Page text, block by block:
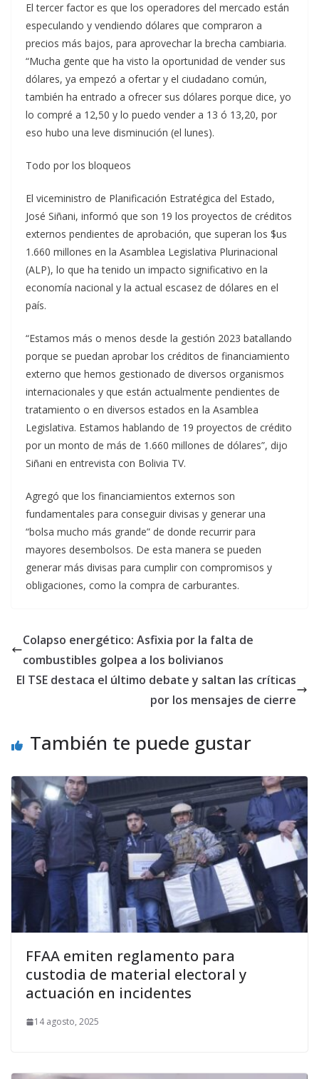
El tercer factor es que los operadores del mercado están
especulando y vendiendo dólares que compraron a
precios más bajos, para aprovechar la brecha cambiaria.
“Mucha gente que ha visto la oportunidad de vender sus
dólares, ya empezó a ofertar y el ciudadano común,
también ha entrado a ofrecer sus dólares porque dice, yo
lo compré a 12,50 y lo puedo vender a 13 ó 13,20, por
eso hubo una leve disminución (el lunes).
Todo por los bloqueos
El viceministro de Planificación Estratégica del Estado,
José Siñani, informó que son 19 los proyectos de créditos
externos pendientes de aprobación, que superan los $us
1.660 millones en la Asamblea Legislativa Plurinacional
(ALP), lo que ha tenido un impacto significativo en la
economía nacional y la actual escasez de dólares en el
país.
“Estamos más o menos desde la gestión 2023 batallando
porque se puedan aprobar los créditos de financiamiento
externo que hemos gestionado de diversos organismos
internacionales y que están actualmente pendientes de
tratamiento o en diversos estados en la Asamblea
Legislativa. Estamos hablando de 19 proyectos de crédito
por un monto de más de 1.660 millones de dólares”, dijo
Siñani en entrevista con Bolivia TV.
Agregó que los financiamientos externos son
fundamentales para conseguir divisas y generar una
“bolsa mucho más grande” de donde recurrir para
mayores desembolsos. De esta manera se pueden
generar más divisas para cumplir con compromisos y
obligaciones, como la compra de carburantes.
Colapso energético: Asfixia por la falta de
combustibles golpea a los bolivianos
El TSE destaca el último debate y saltan las críticas
por los mensajes de cierre
También te puede gustar
FFAA emiten reglamento para
custodia de material electoral y
actuación en incidentes
14 agosto, 2025